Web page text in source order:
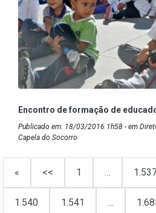
Encontro de formação de
Publicado em: 18/03/2016 1h58 - em
Capela do Socorro
« << 1 …
1.540 1.541 …